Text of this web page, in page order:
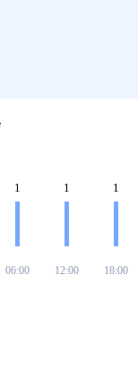
1
06:00
1
12:00
1
18:00